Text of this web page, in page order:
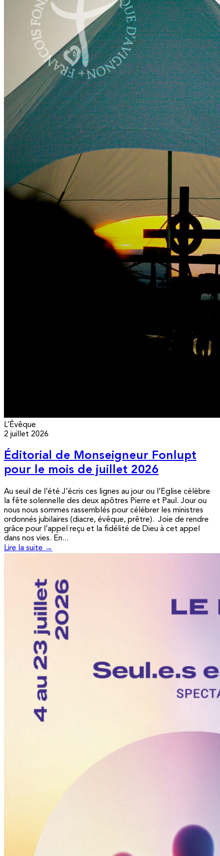
L’Évêque
2 juillet 2026
Éditorial de Monseigneur Fonlupt
pour le mois de juillet 2026
Au seuil de l’été J’écris ces lignes au jour ou l’Eglise célèbre
la fête solennelle des deux apôtres Pierre et Paul. Jour ou
nous nous sommes rassemblés pour célébrer les ministres
ordonnés jubilaires (diacre, évêque, prêtre). Joie de rendre
grâce pour l’appel reçu et la fidélité de Dieu à cet appel
dans nos vies. En...
Lire la suite →